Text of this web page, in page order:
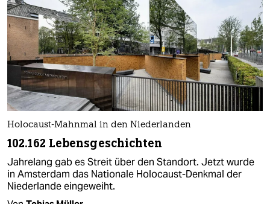
Holocaust-Mahnmal in den Niederlanden
102.162 Lebensgeschichten
Jahrelang gab es Streit über den Standort. Jetzt wurde
in Amsterdam das Nationale Holocaust-Denkmal der
Niederlande eingeweiht.